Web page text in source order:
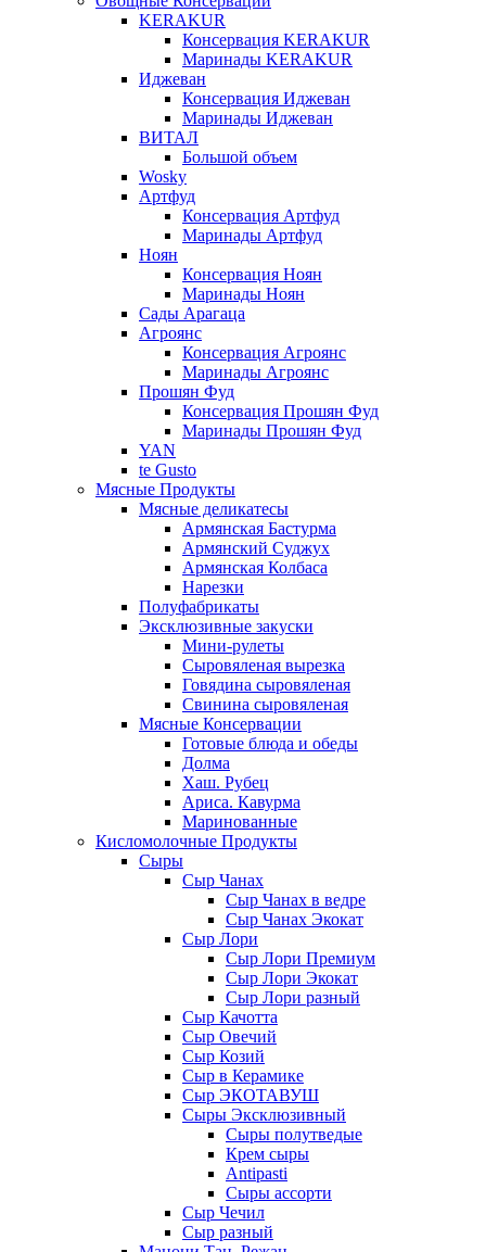
KERAKUR
Консервация KERAKUR
Маринады KERAKUR
Иджеван
Консервация Иджеван
Маринады Иджеван
ВИТАЛ
Большой объем
Wosky
Артфуд
Консервация Артфуд
Маринады Артфуд
Ноян
Консервация Ноян
Маринады Ноян
Сады Арагаца
Агроянс
Консервация Агроянс
Маринады Агроянс
Прошян Фуд
Консервация Прошян Фуд
Маринады Прошян Фуд
YAN
te Gusto
Мясные Продукты
Мясные деликатесы
Армянская Бастурма
Армянский Суджух
Армянская Колбаса
Нарезки
Полуфабрикаты
Эксклюзивные закуски
Мини-рулеты
Сыровяленая вырезка
Говядина сыровяленая
Свинина сыровяленая
Мясные Консервации
Готовые блюда и обеды
Долма
Хаш. Рубец
Ариса. Кавурма
Маринованные
Кисломолочные Продукты
Сыры
Сыр Чанах
Сыр Чанах в ведре
Сыр Чанах Экокат
Сыр Лори
Сыр Лори Премиум
Сыр Лори Экокат
Сыр Лори разный
Сыр Качотта
Сыр Овечий
Сыр Козий
Сыр в Керамике
Сыр ЭКОТАВУШ
Сыры Эксклюзивный
Сыры полутведые
Крем сыры
Antipasti
Сыры ассорти
Сыр Чечил
Сыр разный